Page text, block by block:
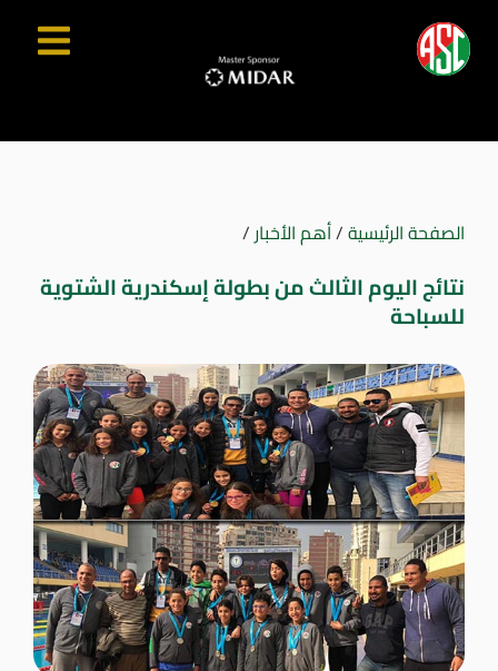
الصفحة الرئيسية/أهم الأخبار/
نتائج اليوم الثالث من بطولة إسكندرية الشتوية
للسباحة